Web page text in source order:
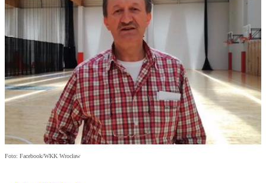
Foto: Facebook/WKK Wrocław